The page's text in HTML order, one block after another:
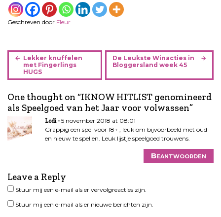
Geschreven door Fleur
B
r
c
h
t
n
a
g
a
i
Lekker knuffelen
met Fingerlings
HUGS
De Leukste Winacties in
Bloggersland week 45
One thought on “IKNOW HITLIST genomineerd
als Speelgoed van het Jaar voor volwassen”
Lodi
5 november 2018 at 08:01
Grappig een spel voor 18+ , leuk om bijvoorbeeld met oud
en nieuw te spellen. Leuk lijstje speelgoed trouwens.
Beantwoorden
Leave a Reply
Stuur mij een e-mail als er vervolgreacties zijn.
Stuur mij een e-mail als er nieuwe berichten zijn.